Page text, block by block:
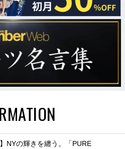
NYの輝きを纏う。「PURE